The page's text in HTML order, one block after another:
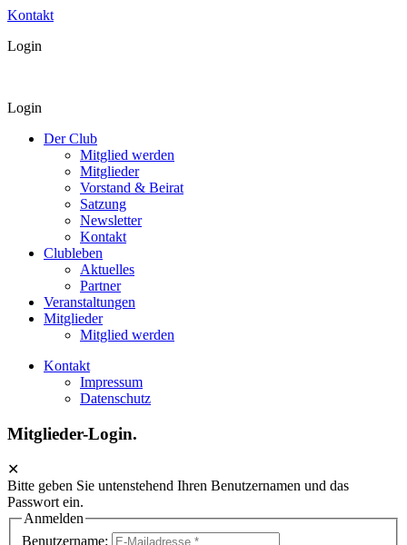
Kontakt
Login
Login
Der Club
Mitglied werden
Mitglieder
Vorstand & Beirat
Satzung
Newsletter
Kontakt
Clubleben
Aktuelles
Partner
Veranstaltungen
Mitglieder
Mitglied werden
Kontakt
Impressum
Datenschutz
Mitglieder-Login.
✕
Bitte geben Sie untenstehend Ihren Benutzernamen und das
Passwort ein.
Anmelden
Benutzername: